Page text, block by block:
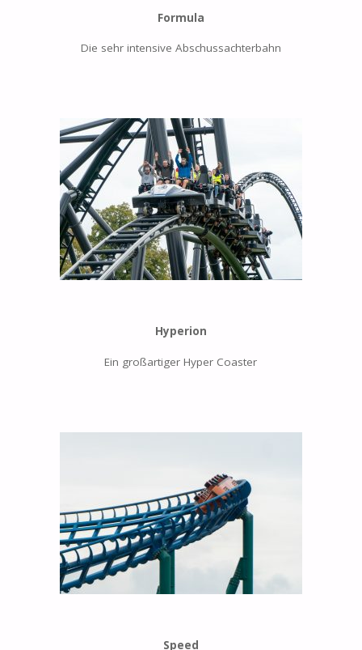
Formula
Die sehr intensive Abschussachterbahn
Hyperion
Ein großartiger Hyper Coaster
Speed